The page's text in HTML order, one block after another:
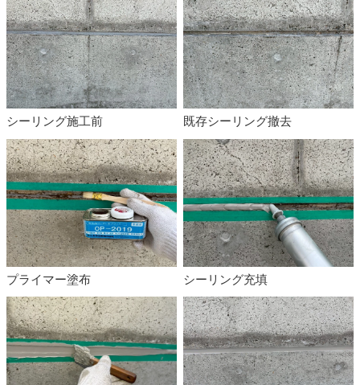
シーリング施工前 既存シーリング撤去
プライマー塗布 シーリング充填